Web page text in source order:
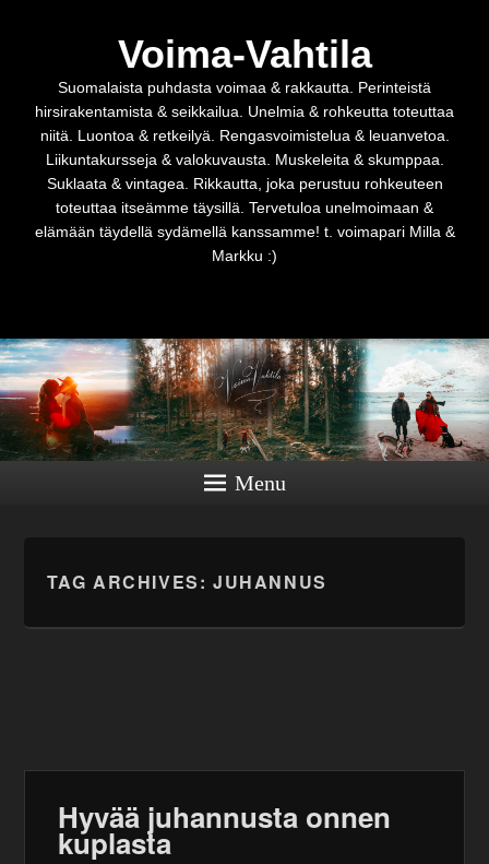
Voima-Vahtila
Suomalaista puhdasta voimaa & rakkautta. Perinteistä
hirsirakentamista & seikkailua. Unelmia & rohkeutta toteuttaa
niitä. Luontoa & retkeilyä. Rengasvoimistelua & leuanvetoa.
Liikuntakursseja & valokuvausta. Muskeleita & skumppaa.
Suklaata & vintagea. Rikkautta, joka perustuu rohkeuteen
toteuttaa itseämme täysillä. Tervetuloa unelmoimaan &
elämään täydellä sydämellä kanssamme! t. voimapari Milla &
Markku :)
Menu
TAG ARCHIVES: JUHANNUS
Hyvää juhannusta onnen
kuplasta